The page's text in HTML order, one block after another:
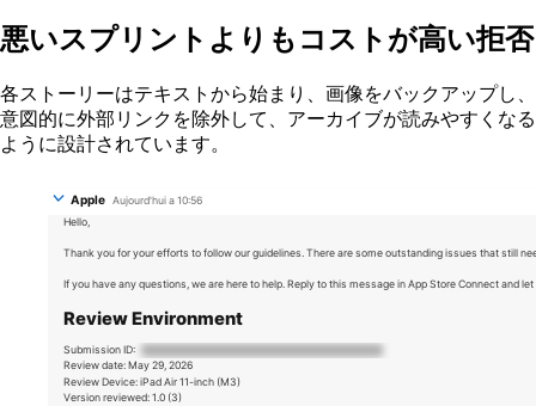
悪いスプリントよりもコストが高い拒否
各ストーリーはテキストから始まり、画像をバックアップし、
意図的に外部リンクを除外して、アーカイブが読みやすくなる
ように設計されています。